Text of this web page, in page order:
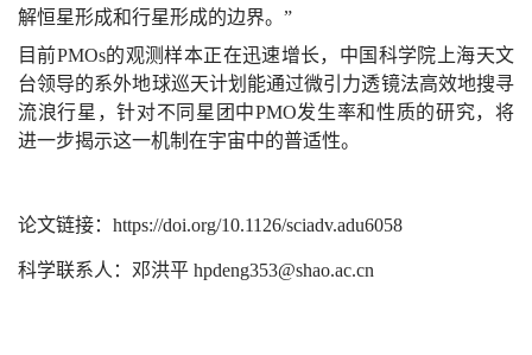
解恒星形成和行星形成的边界。”
目前PMOs的观测样本正在迅速增长，中国科学院上海天文
台领导的系外地球巡天计划能通过微引力透镜法高效地搜寻
流浪行星，针对不同星团中PMO发生率和性质的研究，将
进一步揭示这一机制在宇宙中的普适性。
论文链接：https://doi.org/10.1126/sciadv.adu6058
科学联系人：邓洪平 hpdeng353@shao.ac.cn